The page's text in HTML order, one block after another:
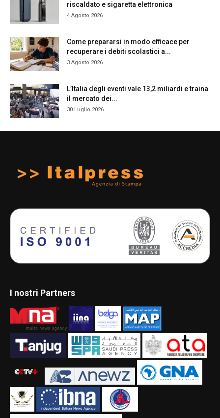
riscaldato e sigaretta elettronica
4 Agosto 2026
Come prepararsi in modo efficace per
recuperare i debiti scolastici a...
3 Agosto 2026
L’Italia degli eventi vale 13,2 miliardi e traina
il mercato dei...
30 Luglio 2026
I nostri Partners